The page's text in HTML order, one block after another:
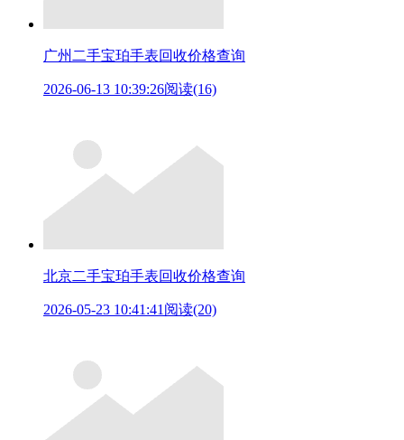
广州二手宝珀手表回收价格查询
2026-06-13 10:39:26阅读(16)
北京二手宝珀手表回收价格查询
2026-05-23 10:41:41 阅读(20)